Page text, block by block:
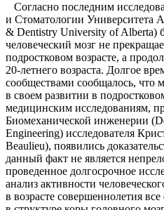
Согласно последним
и Стоматологии Университета
& Dentistry University of Alberta)
человеческий мозг не
подростковом возрасте, а
20-летнего возраста. Долгое
сообществами сообщалось, что
в своем развитии в
медицинским исследованиям,
Биомеханической инженерии
Engineering) исследователя
Beaulieu), появились
данный факт не является
проведенное долгосрочное
анализ активности
в возрасте совершеннолетия